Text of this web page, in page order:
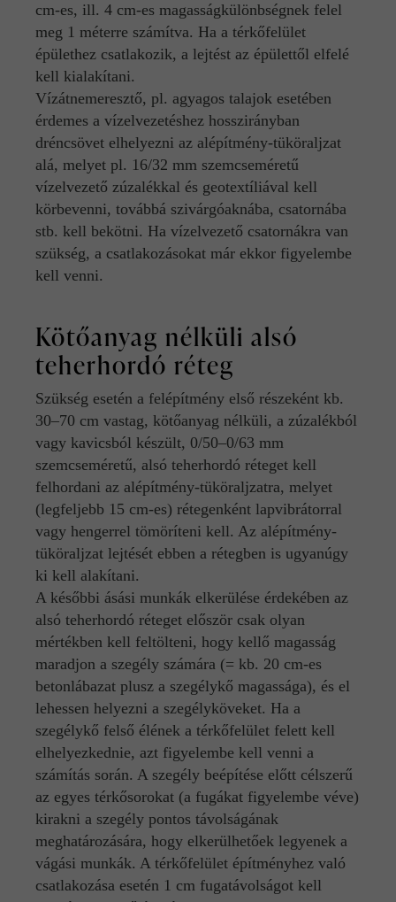
cm-es, ill. 4 cm-es magasságkülönbségnek felel
meg 1 méterre számítva. Ha a térkőfelület
épülethez csatlakozik, a lejtést az épülettől elfelé
kell kialakítani.
Vízátnemeresztő, pl. agyagos talajok esetében
érdemes a vízelvezetéshez hosszirányban
dréncsövet elhelyezni az alépítmény-tüköraljzat
alá, melyet pl. 16/32 mm szemcseméretű
vízelvezető zúzalékkal és geotextíliával kell
körbevenni, továbbá szivárgóaknába, csatornába
stb. kell bekötni. Ha vízelvezető csatornákra van
szükség, a csatlakozásokat már ekkor figyelembe
kell venni.
Kötőanyag nélküli alsó
teherhordó réteg
Szükség esetén a felépítmény első részeként kb.
30–70 cm vastag, kötőanyag nélküli, a zúzalékból
vagy kavicsból készült, 0/50–0/63 mm
szemcseméretű, alsó teherhordó réteget kell
felhordani az alépítmény-tüköraljzatra, melyet
(legfeljebb 15 cm-es) rétegenként lapvibrátorral
vagy hengerrel tömöríteni kell. Az alépítmény-
tüköraljzat lejtését ebben a rétegben is ugyanúgy
ki kell alakítani.
A későbbi ásási munkák elkerülése érdekében az
alsó teherhordó réteget először csak olyan
mértékben kell feltölteni, hogy kellő magasság
maradjon a szegély számára (= kb. 20 cm-es
betonlábazat plusz a szegélykő magassága), és el
lehessen helyezni a szegélyköveket. Ha a
szegélykő felső élének a térkőfelület felett kell
elhelyezkednie, azt figyelembe kell venni a
számítás során. A szegély beépítése előtt célszerű
az egyes térkősorokat (a fugákat figyelembe véve)
kirakni a szegély pontos távolságának
meghatározására, hogy elkerülhetőek legyenek a
vágási munkák. A térkőfelület építményhez való
csatlakozása esetén 1 cm fugatávolságot kell